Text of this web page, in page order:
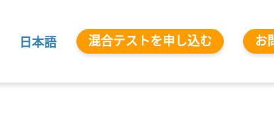
日本語 混合テストを申し込む お